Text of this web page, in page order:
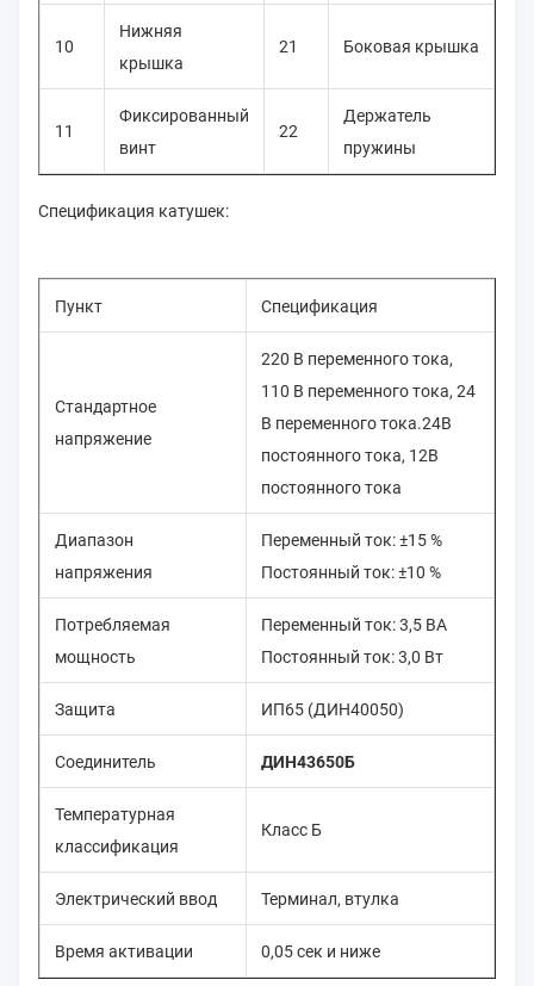
10
Нижняя
крышка
21 Боковая крышка
11
Фиксированный
винт
22
Держатель
пружины
Спецификация катушек:
Пункт Спецификация
Стандартное
напряжение
220 В переменного тока,
110 В переменного тока, 24
В переменного тока.24В
постоянного тока, 12В
постоянного тока
Диапазон
напряжения
Переменный ток: ±15 %
Постоянный ток: ±10 %
Потребляемая
мощность
Переменный ток: 3,5 ВА
Постоянный ток: 3,0 Вт
Защита ИП65 (ДИН40050)
Соединитель ДИН43650Б
Температурная
классификация
Класс Б
Электрический ввод Терминал, втулка
Время активации 0,05 сек и ниже